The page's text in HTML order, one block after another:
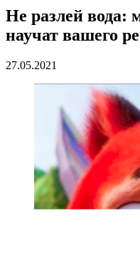
Не разлей вода:
научат вашего
27.05.2021